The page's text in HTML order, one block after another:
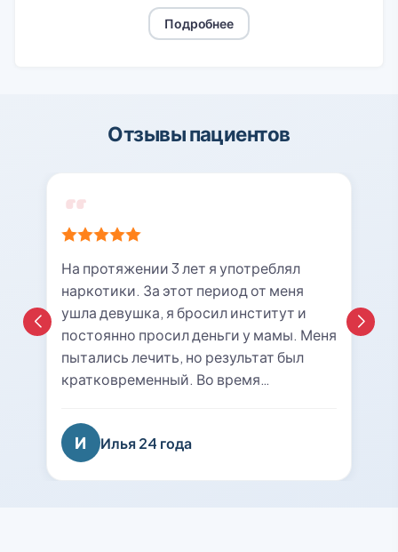
Подробнее
Отзывы пациентов
На протяжении 3 лет я употреблял
наркотики. За этот период от меня
ушла девушка, я бросил институт и
постоянно просил деньги у мамы. Меня
пытались лечить, но результат был
кратковременный. Во время
центра «21rehab». Беседа с наркологом
подтолкнула меня к мысли о
прохождении курса лечения и
И Илья 24 года